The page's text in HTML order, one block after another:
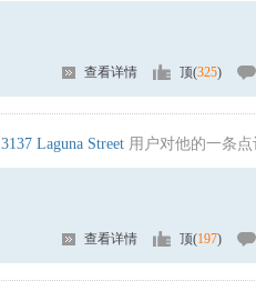
查看详情 顶(325)
3137 Laguna Street 用户对他的一条点
查看详情 顶(197)